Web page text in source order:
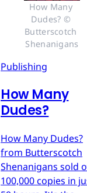
How Many
Dudes? ©
Butterscotch
Shenanigans
Publishing
How Many
Dudes?
How Many Dudes?
from Butterscotch
Shenanigans sold
100,000 copies in